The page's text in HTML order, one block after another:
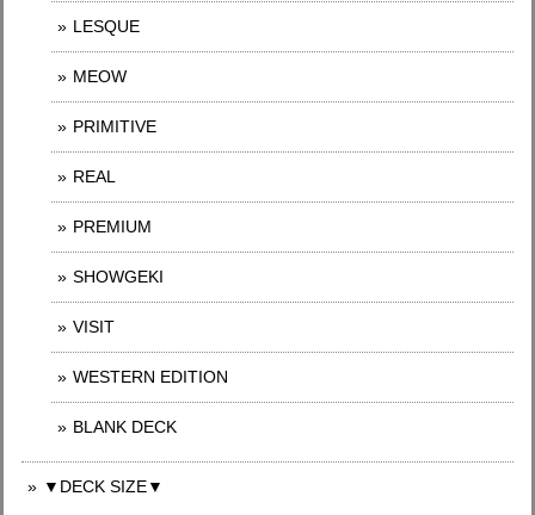
LESQUE
MEOW
PRIMITIVE
REAL
PREMIUM
SHOWGEKI
VISIT
WESTERN EDITION
BLANK DECK
▼DECK SIZE▼